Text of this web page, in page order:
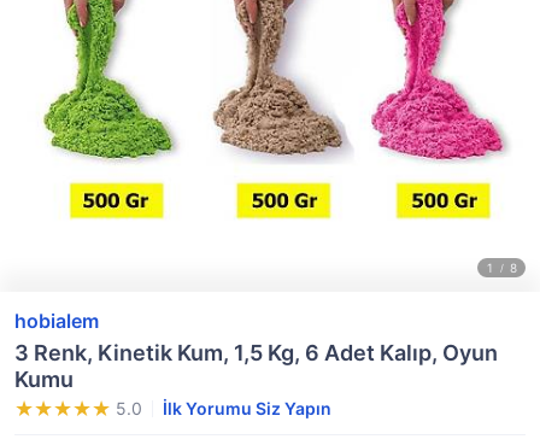
hobialem
3 Renk, Kinetik Kum, 1,5 Kg, 6 Adet Kalıp, Oyun
Kumu
5.0 İlk Yorumu Siz Yapın